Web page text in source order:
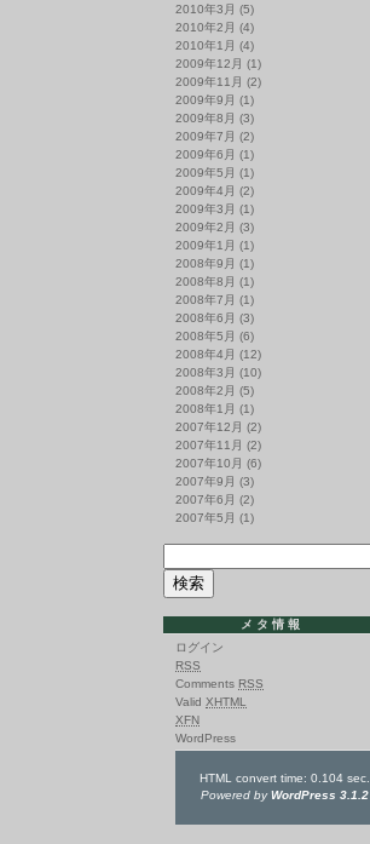
2010年3月 (5)
2010年2月 (4)
2010年1月 (4)
2009年12月 (1)
2009年11月 (2)
2009年9月 (1)
2009年8月 (3)
2009年7月 (2)
2009年6月 (1)
2009年5月 (1)
2009年4月 (2)
2009年3月 (1)
2009年2月 (3)
2009年1月 (1)
2008年9月 (1)
2008年8月 (1)
2008年7月 (1)
2008年6月 (3)
2008年5月 (6)
2008年4月 (12)
2008年3月 (10)
2008年2月 (5)
2008年1月 (1)
2007年12月 (2)
2007年11月 (2)
2007年10月 (6)
2007年9月 (3)
2007年6月 (2)
2007年5月 (1)
メタ情報
ログイン
RSS
Comments RSS
Valid XHTML
XFN
WordPress
HTML convert time: 0.104 sec.
Powered byWordPress 3.1.2